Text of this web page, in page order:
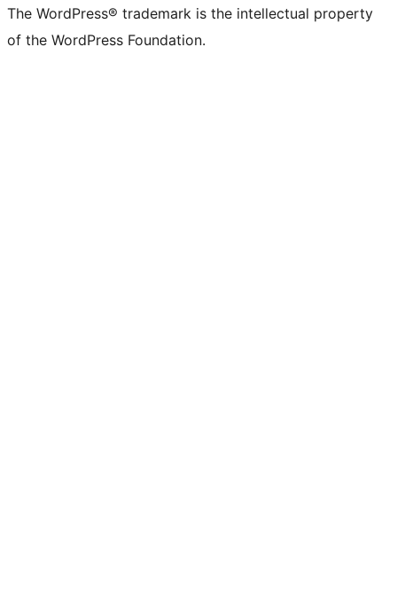
The WordPress® trademark is the intellectual property
of the WordPress Foundation.